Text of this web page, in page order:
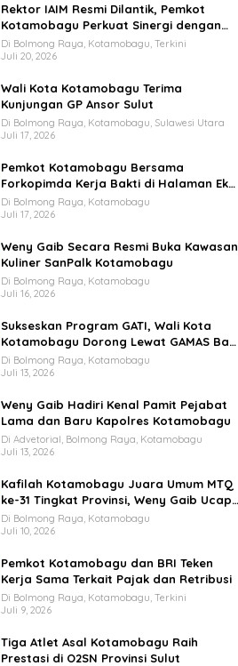
Rektor IAIM Resmi Dilantik, Pemkot
Kotamobagu Perkuat Sinergi dengan
Perguruan Tinggi
Di Bolmong Raya, Kotamobagu, Terkini
Juli 20, 2026
Wali Kota Kotamobagu Terima
Kunjungan GP Ansor Sulut
Di Bolmong Raya, Kotamobagu, Sulawesi Utara
Juli 17, 2026
Pemkot Kotamobagu Bersama
Forkopimda Kerja Bakti di Halaman Eks
Kantor Bupati Bolmong
Di Bolmong Raya, Kotamobagu
Juli 17, 2026
Weny Gaib Secara Resmi Buka Kawasan
Kuliner SanPalk Kotamobagu
Di Bolmong Raya, Kotamobagu
Juli 16, 2026
Sukseskan Program GATI, Wali Kota
Kotamobagu Dorong Lewat GAMAS Bagi
Anak Sekolah
Di Bolmong Raya, Kotamobagu
Juli 13, 2026
Weny Gaib Hadiri Kenal Pamit Pejabat
Lama dan Baru Kapolres Kotamobagu
Di Advetorial, Bolmong Raya, Kotamobagu
Juli 13, 2026
Kafilah Kotamobagu Juara Umum MTQ
ke-31 Tingkat Provinsi, Weny Gaib Ucap
Syukur
Di Bolmong Raya, Kotamobagu
Juli 10, 2026
Pemkot Kotamobagu dan BRI Teken
Kerja Sama Terkait Pajak dan Retribusi
Di Bolmong Raya, Kotamobagu, Terkini
Juli 9, 2026
Tiga Atlet Asal Kotamobagu Raih
Prestasi di O2SN Provinsi Sulut